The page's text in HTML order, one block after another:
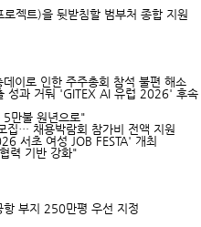
젝트)을 뒷받침할 범부처 종합 지원
이로 인한 주주총회 참석 불편 해소
성과 거둬 'GITEX AI 유럽 2026' 후속
5만불 원년으로"
집… 채용박람회 참가비 전액 지원
서초 여성 JOB FESTA' 개최
력 기반 강화"
항 부지 250만평 우선 지정